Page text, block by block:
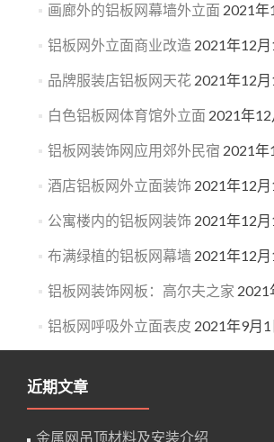
画廊外的铝板网幕墙外立面 2021年
铝板网外立面商业改造 2021年12月
品牌服装店铝板网天花 2021年12月
白色铝板网体育馆外立面 2021年
铝板网装饰网应用郊外民宿 2021年
酒店铝板网外立面装饰 2021年12月
公寓楼内的铝板网装饰 2021年12月
布满绿植的铝板网幕墙 2021年12月
铝板网装饰网板：高尔夫之家 2021
铝板网呼吸外立面表皮 2021年9月1
近期文章
金属网吊顶材料及安装介绍